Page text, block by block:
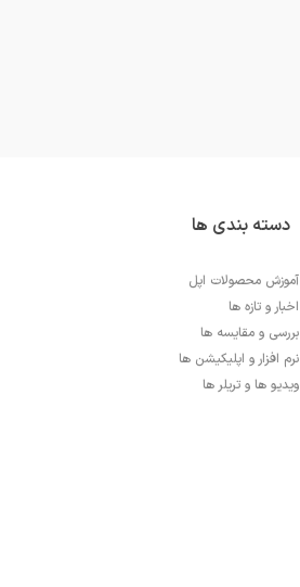
دسته بندی ها
آموزش محصولات اپل
اخبار و تازه ها
بررسی و مقایسه ها
نرم افزار و اپلیکیشن ها
ویدیو ها و تریلر ها